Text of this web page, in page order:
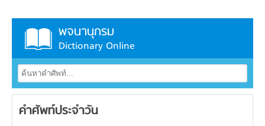
พจนานุกรม
Dictionary Online
คำศัพท์ประจำวัน